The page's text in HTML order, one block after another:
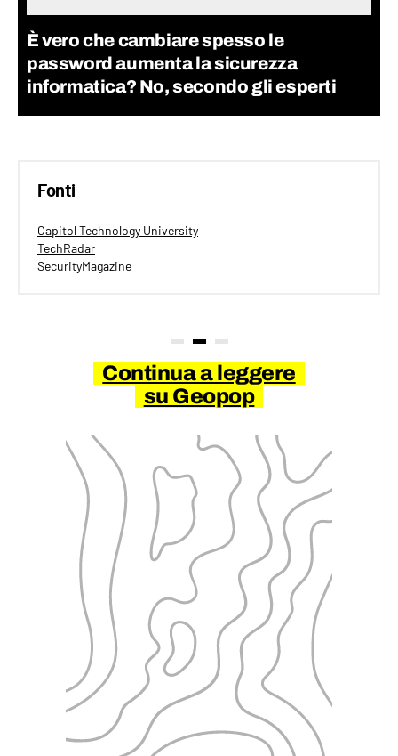
È vero che cambiare spesso le
password aumenta la sicurezza
informatica? No, secondo gli esperti
Fonti
Capitol Technology University
TechRadar
SecurityMagazine
Continua a leggere
su Geopop